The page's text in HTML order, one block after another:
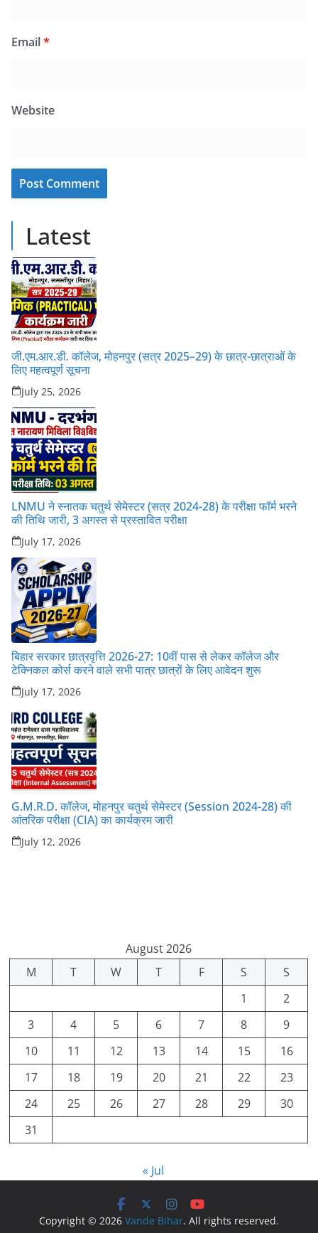
Email*
Website
Latest
जी.एम.आर.डी. कॉलेज, मोहनपुर (सत्र 2025–29) के छात्र-छात्राओं के
लिए महत्वपूर्ण सूचना
July 25, 2026
LNMU ने स्नातक चतुर्थ सेमेस्टर (सत्र 2024-28) के परीक्षा फॉर्म भरने
की तिथि जारी, 3 अगस्त से प्रस्तावित परीक्षा
July 17, 2026
बिहार सरकार छात्रवृत्ति 2026-27: 10वीं पास से लेकर कॉलेज और
टेक्निकल कोर्स करने वाले सभी पात्र छात्रों के लिए आवेदन शुरू
July 17, 2026
G.M.R.D. कॉलेज, मोहनपुर चतुर्थ सेमेस्टर (Session 2024-28) की
आंतरिक परीक्षा (CIA) का कार्यक्रम जारी
July 12, 2026
August 2026
M
T W T F S
S
1
2
3
4 5 6 7 8
9
10
11 12 13 14 15
16
17
18 19 20 21 22
23
24
25 26 27 28 29
30
31
« Jul
Copyright © 2026 Vande Bihar. All rights reserved.